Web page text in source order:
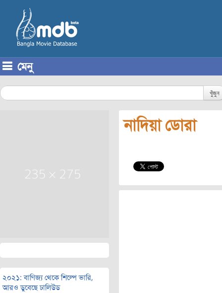
মেনু
খুঁজুন
২০২১: বাণিজ্য থেকে শিল্পে ভারি,
আরও ডুবেছে ঢালিউড
নাদিয়া ডোরা